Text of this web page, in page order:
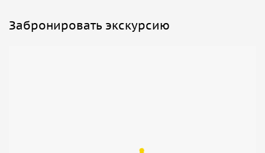
Забронировать экскурсию